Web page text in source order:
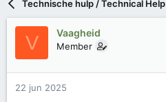
r
p
s
r
d
a
u
Technische hulp / Technical Help
V Vaagheid
Member
22 jun 2025